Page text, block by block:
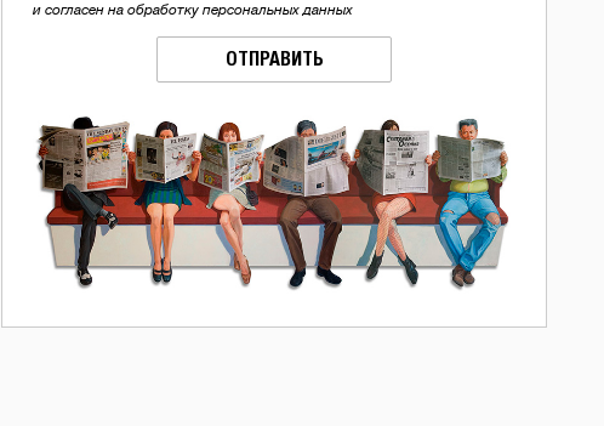
и согласен на обработку персональных данных
ОТПРАВИТЬ